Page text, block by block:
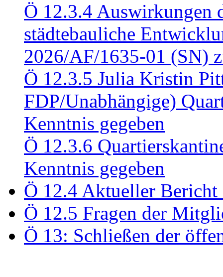
Ö 12.3.4 Auswirkungen
städtebauliche
2026/AF/1635-01 (SN)
Ö 12.3.5 Julia Kristin
FDP/Unabhängige)
Kenntnis gegeben
Ö 12.3.6
Kenntnis gegeben
Ö 12.4 Aktueller Bericht
Ö 12.5 Fragen der
Ö 13: Schließen der